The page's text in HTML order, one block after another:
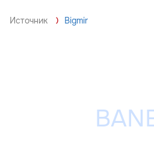
Источник Bigmir